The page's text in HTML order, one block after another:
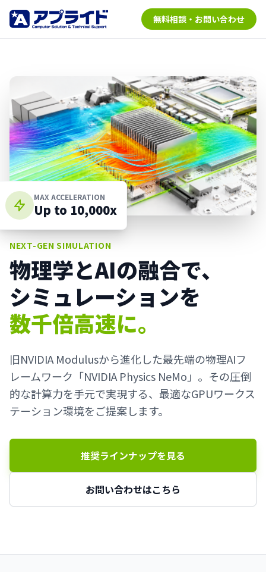
無料相談・お問い合わせ
NEXT-GEN SIMULATION
物理学とAIの融合で、
シミュレーションを
数千倍高速に。
旧NVIDIA Modulusから進化した最先端の物理AIフ
レームワーク「NVIDIA Physics NeMo」。その圧倒
的な計算力を手元で実現する、最適なGPUワークス
テーション環境をご提案します。
推奨ラインナップを見る
お問い合わせはこちら
MAX ACCELERATION
Up to 10,000x